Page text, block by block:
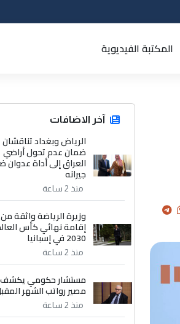
المكتبة الفيديوية
آخر الاضافات
الرياض وبغداد تناقشان
ضمان عدم تحول أراضي
العراق إلى أداة عدوان
جيرانه
منذ 2 ساعة
وزيرة الرياضة واثقة من
إقامة نهائي كأس
2030 في إسبانيا
منذ 2 ساعة
مستشار حكومي يكشف
مصير رواتب الشهر
منذ 2 ساعة